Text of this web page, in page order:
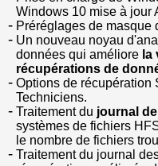
Windows 10 mise à jour
Préréglages de masque
Un nouveau noyau
données qui améliore la
récupérations de
Options de récupération
Techniciens.
Traitement du journal
systèmes de fichiers
le nombre de fichiers
Traitement du journal